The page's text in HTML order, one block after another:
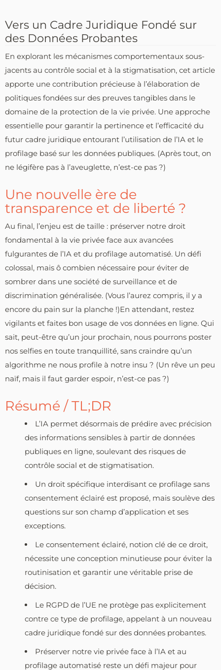
Vers un Cadre Juridique Fondé sur
des Données Probantes
En explorant les mécanismes comportementaux sous-
jacents au contrôle social et à la stigmatisation, cet article
apporte une contribution précieuse à l’élaboration de
politiques fondées sur des preuves tangibles dans le
domaine de la protection de la vie privée. Une approche
essentielle pour garantir la pertinence et l’efficacité du
futur cadre juridique entourant l’utilisation de l’IA et le
profilage basé sur les données publiques. (Après tout, on
ne légifère pas à l’aveuglette, n’est-ce pas ?)
Une nouvelle ère de
transparence et de liberté ?
Au final, l’enjeu est de taille : préserver notre droit
fondamental à la vie privée face aux avancées
fulgurantes de l’IA et du profilage automatisé. Un défi
colossal, mais ô combien nécessaire pour éviter de
sombrer dans une société de surveillance et de
discrimination généralisée. (Vous l’aurez compris, il y a
encore du pain sur la planche !)En attendant, restez
vigilants et faites bon usage de vos données en ligne. Qui
sait, peut-être qu’un jour prochain, nous pourrons poster
nos selfies en toute tranquillité, sans craindre qu’un
algorithme ne nous profile à notre insu ? (Un rêve un peu
naïf, mais il faut garder espoir, n’est-ce pas ?)
Résumé / TL;DR
L’IA permet désormais de prédire avec précision
des informations sensibles à partir de données
publiques en ligne, soulevant des risques de
contrôle social et de stigmatisation.
Un droit spécifique interdisant ce profilage sans
consentement éclairé est proposé, mais soulève des
questions sur son champ d’application et ses
exceptions.
Le consentement éclairé, notion clé de ce droit,
nécessite une conception minutieuse pour éviter la
routinisation et garantir une véritable prise de
décision.
Le RGPD de l’UE ne protège pas explicitement
contre ce type de profilage, appelant à un nouveau
cadre juridique fondé sur des données probantes.
Préserver notre vie privée face à l’IA et au
profilage automatisé reste un défi majeur pour